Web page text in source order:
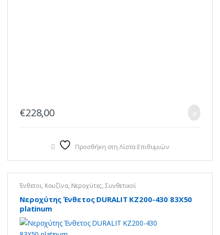
€228,00
Προσθήκη στη Λίστα Επιθυμιών
Ένθετοι, Κουζίνα, Νεροχύτες, Συνθετικοί
Νεροχύτης Ένθετος DURALIT KZ200-430 83X50
platinum